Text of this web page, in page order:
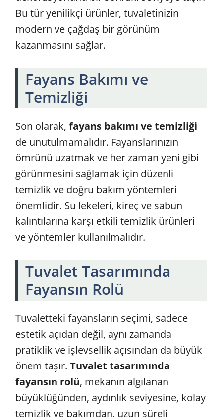
Bu tür yenilikçi ürünler, tuvaletinizin
modern ve çağdaş bir görünüm
kazanmasını sağlar.
Fayans Bakımı ve
Temizliği
Son olarak, fayans bakımı ve temizliği
de unutulmamalıdır. Fayanslarınızın
ömrünü uzatmak ve her zaman yeni gibi
görünmesini sağlamak için düzenli
temizlik ve doğru bakım yöntemleri
önemlidir. Su lekeleri, kireç ve sabun
kalıntılarına karşı etkili temizlik ürünleri
ve yöntemler kullanılmalıdır.
Tuvalet Tasarımında
Fayansın Rolü
Tuvaletteki fayansların seçimi, sadece
estetik açıdan değil, aynı zamanda
pratiklik ve işlevsellik açısından da büyük
önem taşır. Tuvalet tasarımında
fayansın rolü, mekanın algılanan
büyüklüğünden, aydınlık seviyesine, kolay
temizlik ve bakımdan, uzun süreli